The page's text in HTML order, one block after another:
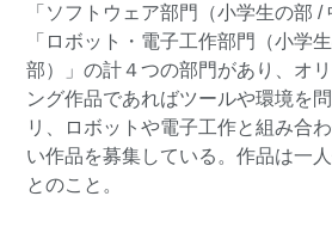
「ソフトウェア部門（小学生の部 /
「ロボット・電子工作部門（小学
部）」の計４つの部門があり、オ
ング作品であればツールや環境を
リ、ロボットや電子工作と組み合
い作品を募集している。作品は一
とのこと。